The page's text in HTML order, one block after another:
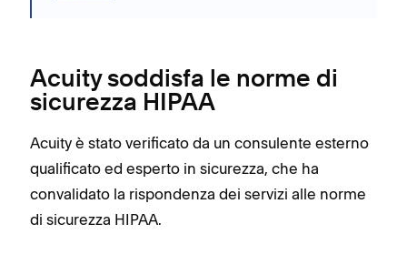
Acuity soddisfa le norme di
sicurezza HIPAA
Acuity è stato verificato da un consulente esterno
qualificato ed esperto in sicurezza, che ha
convalidato la rispondenza dei servizi alle norme
di sicurezza HIPAA.